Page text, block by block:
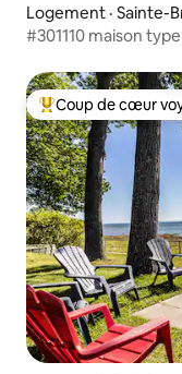
Logement · Sainte-
#301110 maison
Coup de cœur
Coup de cœur